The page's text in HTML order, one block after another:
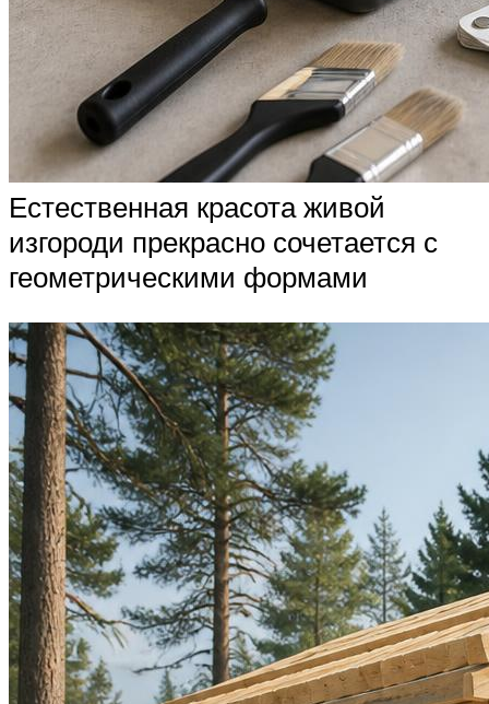
Естественная красота живой
изгороди прекрасно сочетается с
геометрическими формами